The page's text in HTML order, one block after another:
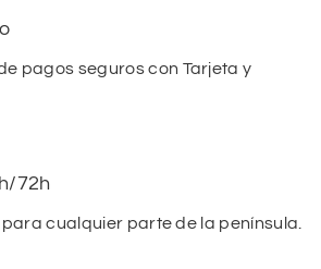
pagos seguros con Tarjeta y
72h
cualquier parte de la península.